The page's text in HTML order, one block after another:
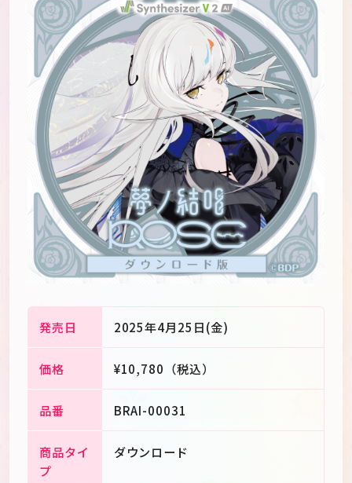
Schedule About
Goods
JPEN
発売日 2025年4月25日(金)
価格 ¥10,780（税込）
品番 BRAI-00031
商品タイ
プ
ダウンロード